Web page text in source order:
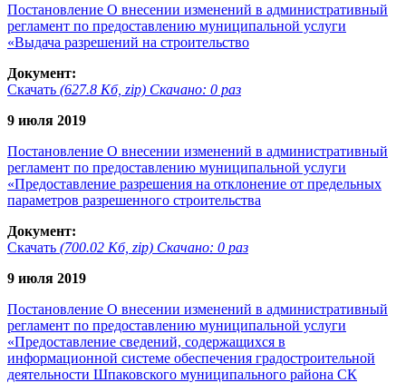
Постановление О внесении изменений в административный
регламент по предоставлению муниципальной услуги
«Выдача разрешений на строительство
Документ:
Скачать (627.8 Кб, zip) Скачано: 0 раз
9 июля 2019
Постановление О внесении изменений в административный
регламент по предоставлению муниципальной услуги
«Предоставление разрешения на отклонение от предельных
параметров разрешенного строительства
Документ:
Скачать (700.02 Кб, zip) Скачано: 0 раз
9 июля 2019
Постановление О внесении изменений в административный
регламент по предоставлению муниципальной услуги
«Предоставление сведений, содержащихся в
информационной системе обеспечения градостроительной
деятельности Шпаковского муниципального района СК